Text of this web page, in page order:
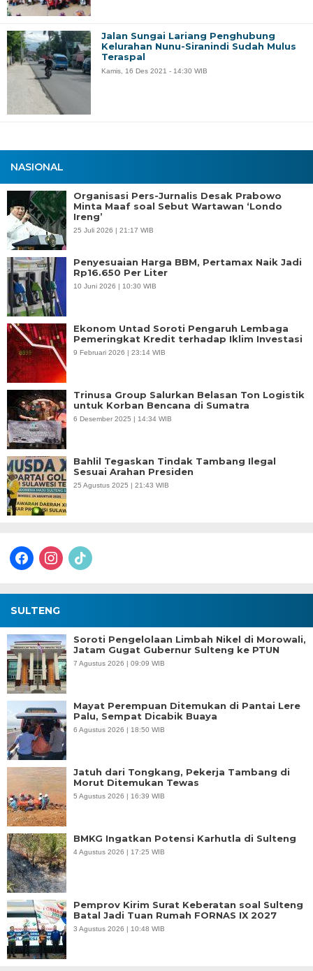
NASIONAL
Organisasi Pers-Jurnalis Desak Prabowo
Minta Maaf soal Sebut Wartawan ‘Londo
Ireng’
25 Juli 2026 | 21:17 WIB
Penyesuaian Harga BBM, Pertamax Naik Jadi
Rp16.650 Per Liter
10 Juni 2026 | 10:30 WIB
Ekonom Untad Soroti Pengaruh Lembaga
Pemeringkat Kredit terhadap Iklim Investasi
9 Februari 2026 | 23:14 WIB
Trinusa Group Salurkan Belasan Ton Logistik
untuk Korban Bencana di Sumatra
6 Desember 2025 | 14:34 WIB
Bahlil Tegaskan Tindak Tambang Ilegal
Sesuai Arahan Presiden
25 Agustus 2025 | 21:43 WIB
facebookinstagram
tiktok
Jalan Sungai Lariang Penghubung
Kelurahan Nunu-Siranindi Sudah Mulus
Teraspal
Kamis, 16 Des 2021 - 14:30 WIB
SULTENG
Soroti Pengelolaan Limbah Nikel di Morowali,
Jatam Gugat Gubernur Sulteng ke PTUN
7 Agustus 2026 | 09:09 WIB
Mayat Perempuan Ditemukan di Pantai Lere
Palu, Sempat Dicabik Buaya
6 Agustus 2026 | 18:50 WIB
Jatuh dari Tongkang, Pekerja Tambang di
Morut Ditemukan Tewas
5 Agustus 2026 | 16:39 WIB
BMKG Ingatkan Potensi Karhutla di Sulteng
4 Agustus 2026 | 17:25 WIB
Pemprov Kirim Surat Keberatan soal Sulteng
Batal Jadi Tuan Rumah FORNAS IX 2027
3 Agustus 2026 | 10:48 WIB